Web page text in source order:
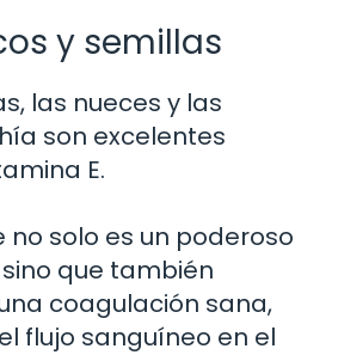
y semillas
las nueces y las
son excelentes
E.
no solo es un poderoso
que también
coagulación sana,
flujo sanguíneo en el